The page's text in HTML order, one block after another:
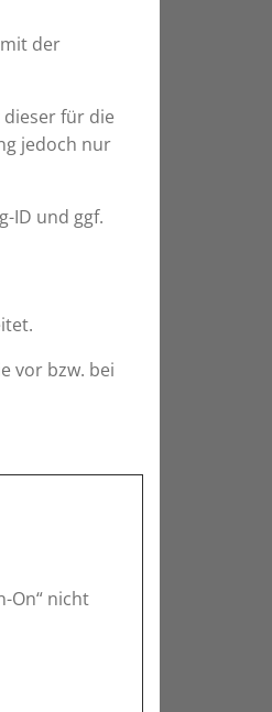
der
für die
jedoch nur
ID und ggf.
vor bzw. bei
On“ nicht